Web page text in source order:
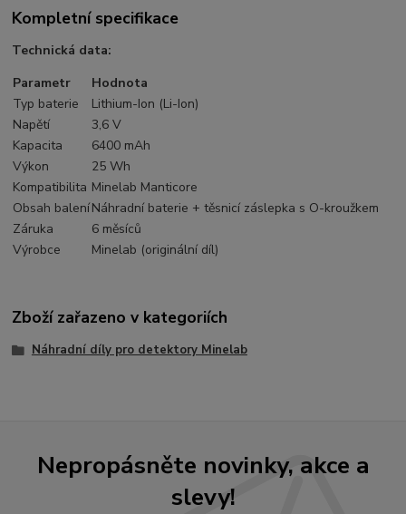
Kompletní specifikace
Technická data:
Parametr
Hodnota
Typ baterie
Lithium-Ion (Li-Ion)
Napětí
3,6 V
Kapacita
6400 mAh
Výkon
25 Wh
Kompatibilita Minelab Manticore
Obsah baleníNáhradní baterie + těsnicí záslepka s O-kroužkem
Záruka
6 měsíců
Výrobce
Minelab (originální díl)
Zboží zařazeno v kategoriích
Náhradní díly pro detektory Minelab
Nepropásněte novinky, akce a
slevy!